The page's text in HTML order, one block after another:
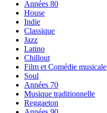
Années 80
House
Indie
Classique
Jazz
Latino
Chillout
Film et Comédie musicale
Soul
Années 70
Musique traditionnelle
Reggaeton